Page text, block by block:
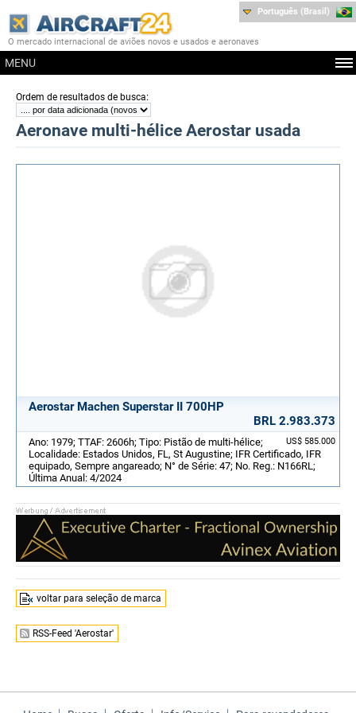
O mercado internacional de aviões novos e usados e aeronaves
MENU
Português (Brasil)
Ordem de resultados de busca:
Aeronave multi-hélice Aerostar usada
Aerostar Machen Superstar II 700HP
BRL 2.983.373
US$ 585.000
Ano: 1979; TTAF: 2606h; Tipo: Pistão de multi-hélice;
Localidade: Estados Unidos, FL, St Augustine; IFR Certificado, IFR
equipado, Sempre angareado; N° de Série: 47; No. Reg.: N166RL;
Última Anual: 4/2024
voltar para seleção de marca
RSS-Feed 'Aerostar'